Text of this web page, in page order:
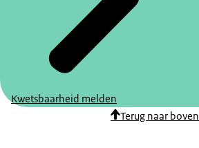
Kwetsbaarheid melden
Terug naar boven